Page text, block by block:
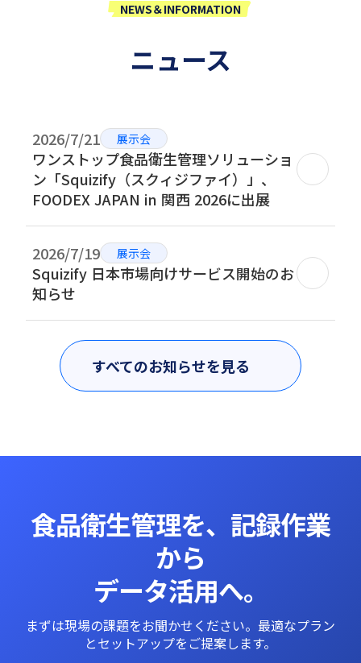
NEWS＆INFORMATION
ニュース
2026/7/21 展示会
ワンストップ食品衛生管理ソリューショ
ン「Squizify（スクィジファイ）」、
FOODEX JAPAN in 関西 2026に出展
2026/7/19 展示会
Squizify 日本市場向けサービス開始のお
知らせ
すべてのお知らせを見る
食品衛生管理を、記録作業
から
データ活用へ。
まずは現場の課題をお聞かせください。最適なプラン
とセットアップをご提案します。